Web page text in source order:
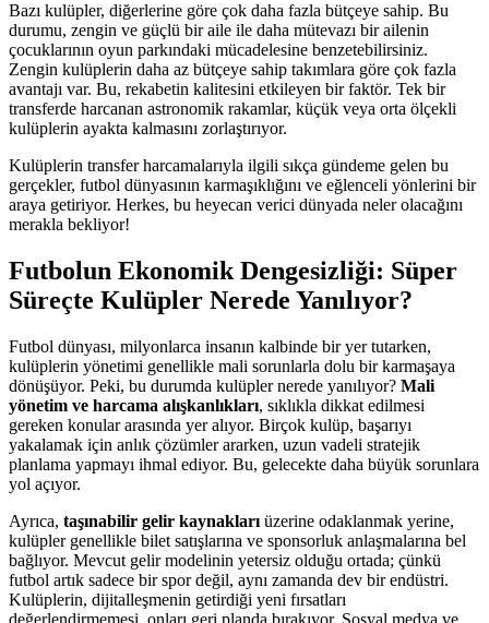
Bazı kulüpler, diğerlerine göre çok daha fazla bütçeye sahip. Bu
durumu, zengin ve güçlü bir aile ile daha mütevazı bir ailenin
çocuklarının oyun parkındaki mücadelesine benzetebilirsiniz.
Zengin kulüplerin daha az bütçeye sahip takımlara göre çok fazla
avantajı var. Bu, rekabetin kalitesini etkileyen bir faktör. Tek bir
transferde harcanan astronomik rakamlar, küçük veya orta ölçekli
kulüplerin ayakta kalmasını zorlaştırıyor.
Kulüplerin transfer harcamalarıyla ilgili sıkça gündeme gelen bu
gerçekler, futbol dünyasının karmaşıklığını ve eğlenceli yönlerini bir
araya getiriyor. Herkes, bu heyecan verici dünyada neler olacağını
merakla bekliyor!
Futbolun Ekonomik Dengesizliği: Süper
Süreçte Kulüpler Nerede Yanılıyor?
Futbol dünyası, milyonlarca insanın kalbinde bir yer tutarken,
kulüplerin yönetimi genellikle mali sorunlarla dolu bir karmaşaya
dönüşüyor. Peki, bu durumda kulüpler nerede yanılıyor? Mali
yönetim ve harcama alışkanlıkları, sıklıkla dikkat edilmesi
gereken konular arasında yer alıyor. Birçok kulüp, başarıyı
yakalamak için anlık çözümler ararken, uzun vadeli stratejik
planlama yapmayı ihmal ediyor. Bu, gelecekte daha büyük sorunlara
yol açıyor.
Ayrıca, taşınabilir gelir kaynakları üzerine odaklanmak yerine,
kulüpler genellikle bilet satışlarına ve sponsorluk anlaşmalarına bel
bağlıyor. Mevcut gelir modelinin yetersiz olduğu ortada; çünkü
futbol artık sadece bir spor değil, aynı zamanda dev bir endüstri.
Kulüplerin, dijitalleşmenin getirdiği yeni fırsatları
değerlendirmemesi, onları geri planda bırakıyor. Sosyal medya ve